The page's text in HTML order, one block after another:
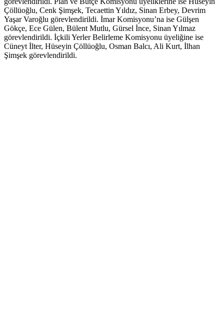
Çöllüoğlu, Cenk Şimşek, Tecaettin Yıldız, Sinan Erbey, Devrim
Yaşar Varoğlu görevlendirildi. İmar Komisyonu’na ise Gülşen
Gökçe, Ece Gülen, Bülent Mutlu, Gürsel İnce, Sinan Yılmaz
görevlendirildi. İçkili Yerler Belirleme Komisyonu üyeliğine ise
Cüneyt İlter, Hüseyin Çöllüoğlu, Osman Balcı, Ali Kurt, İlhan
Şimşek görevlendirildi.